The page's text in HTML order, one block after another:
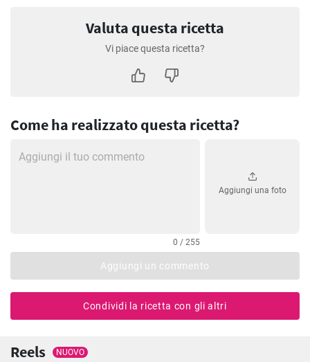
Valuta questa ricetta
Vi piace questa ricetta?
Come ha realizzato questa ricetta?
0 / 255
Aggiungi una foto
Aggiungi un commento
Condividi la ricetta con gli altri
Reels NUOVO